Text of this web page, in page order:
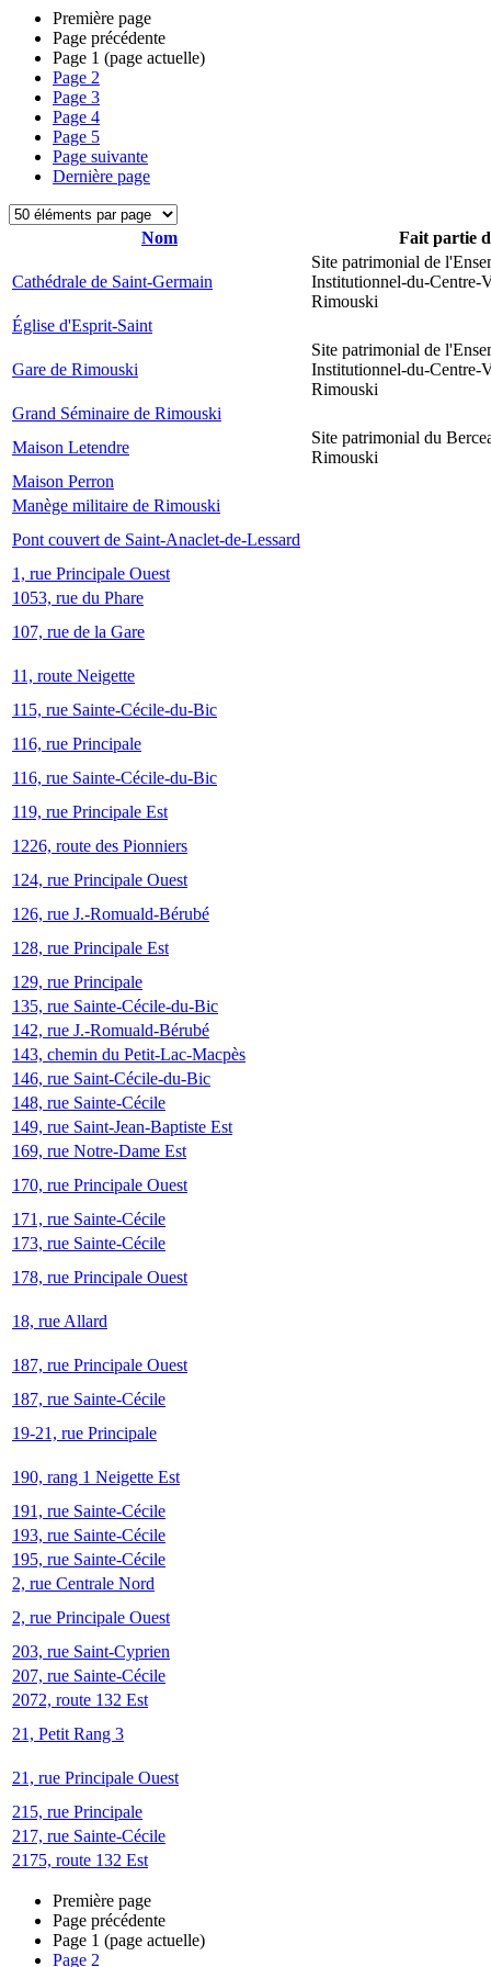
Première page
Page précédente
Page 1 (page actuelle)
Page 2
Page 3
Page 4
Page 5
Page suivante
Dernière page
Nom Fait partie
Cathédrale de Saint-Germain
Site patrimonial de
Institutionnel-du-Centre-
Rimouski
Église d'Esprit-Saint
Gare de Rimouski
Site patrimonial de
Institutionnel-du-Centre-
Rimouski
Grand Séminaire de Rimouski
Maison Letendre
Site patrimonial du
Rimouski
Maison Perron
Manège militaire de Rimouski
Pont couvert de Saint-Anaclet-de-Lessard
1, rue Principale Ouest
1053, rue du Phare
107, rue de la Gare
11, route Neigette
115, rue Sainte-Cécile-du-Bic
116, rue Principale
116, rue Sainte-Cécile-du-Bic
119, rue Principale Est
1226, route des Pionniers
124, rue Principale Ouest
126, rue J.-Romuald-Bérubé
128, rue Principale Est
129, rue Principale
135, rue Sainte-Cécile-du-Bic
142, rue J.-Romuald-Bérubé
143, chemin du Petit-Lac-Macpès
146, rue Saint-Cécile-du-Bic
148, rue Sainte-Cécile
149, rue Saint-Jean-Baptiste Est
169, rue Notre-Dame Est
170, rue Principale Ouest
171, rue Sainte-Cécile
173, rue Sainte-Cécile
178, rue Principale Ouest
18, rue Allard
187, rue Principale Ouest
187, rue Sainte-Cécile
19-21, rue Principale
190, rang 1 Neigette Est
191, rue Sainte-Cécile
193, rue Sainte-Cécile
195, rue Sainte-Cécile
2, rue Centrale Nord
2, rue Principale Ouest
203, rue Saint-Cyprien
207, rue Sainte-Cécile
2072, route 132 Est
21, Petit Rang 3
21, rue Principale Ouest
215, rue Principale
217, rue Sainte-Cécile
2175, route 132 Est
Première page
Page précédente
Page 1 (page actuelle)
Page 2